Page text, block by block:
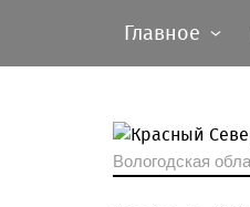
Главное
Вологодская